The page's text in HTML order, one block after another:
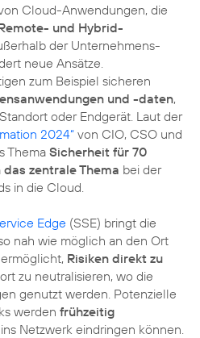
Cloud-Anwendungen, die
und Hybrid-
der Unternehmens­
neue Ansätze.
zum Beispiel sicheren
und -daten,
oder Endgerät. Laut der
2024“ von CIO, CSO und
Thema Sicherheit für 70
zentrale Thema bei der
in die Cloud.
Edge (SSE) bringt die
nah wie möglich an den Ort
Risiken direkt zu
zu neutralisieren, wo die
genutzt werden. Potenzielle
werden frühzeitig
Netzwerk eindringen können.